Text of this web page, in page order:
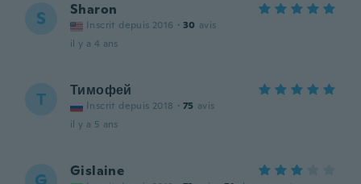
S Sharon
Inscrit depuis 2016 · 30 avis
il y a 4 ans
Т Тимофей
Inscrit depuis 2018 · 75 avis
il y a 5 ans
Gislaine